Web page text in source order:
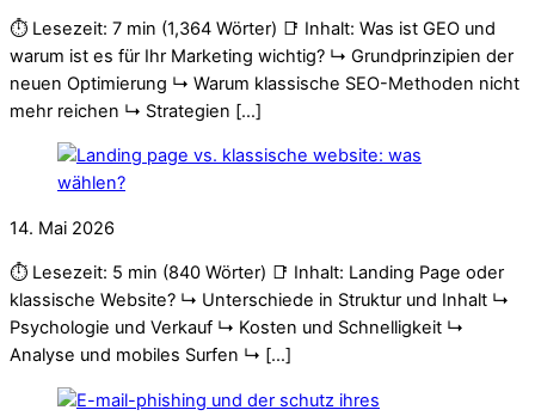
⏱️ Lesezeit: 7 min (1,364 Wörter) 📑 Inhalt: Was ist GEO und
warum ist es für Ihr Marketing wichtig? ↳ Grundprinzipien der
neuen Optimierung ↳ Warum klassische SEO-Methoden nicht
mehr reichen ↳ Strategien […]
14. Mai 2026
⏱️ Lesezeit: 5 min (840 Wörter) 📑 Inhalt: Landing Page oder
klassische Website? ↳ Unterschiede in Struktur und Inhalt ↳
Psychologie und Verkauf ↳ Kosten und Schnelligkeit ↳
Analyse und mobiles Surfen ↳ […]